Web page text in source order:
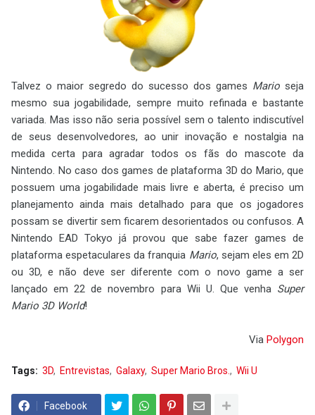
Talvez o maior segredo do sucesso dos games Mario seja
mesmo sua jogabilidade, sempre muito refinada e bastante
variada. Mas isso não seria possível sem o talento indiscutível
de seus desenvolvedores, ao unir inovação e nostalgia na
medida certa para agradar todos os fãs do mascote da
Nintendo. No caso dos games de plataforma 3D do Mario, que
possuem uma jogabilidade mais livre e aberta, é preciso um
planejamento ainda mais detalhado para que os jogadores
possam se divertir sem ficarem desorientados ou confusos. A
Nintendo EAD Tokyo já provou que sabe fazer games de
plataforma espetaculares da franquia Mario, sejam eles em 2D
ou 3D, e não deve ser diferente com o novo game a ser
lançado em 22 de novembro para Wii U. Que venha Super
Mario 3D World!
Via Polygon
Tags: 3D Entrevistas Galaxy Super Mario Bros. Wii U
Facebook